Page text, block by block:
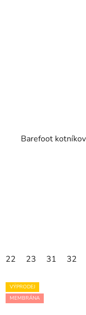
Barefoot
22 23 31 32
VÝPRODEJ
MEMBRÁNA